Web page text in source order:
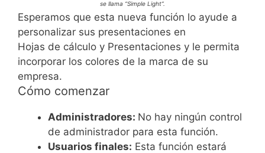
se llama “Simple Light”.
Esperamos que esta nueva función lo ayude a
personalizar sus presentaciones en
Hojas de cálculo y Presentaciones y le permita
incorporar los colores de la marca de su
empresa.
Cómo comenzar
Administradores: No hay ningún control
de administrador para esta función.
Usuarios finales: Esta función estará